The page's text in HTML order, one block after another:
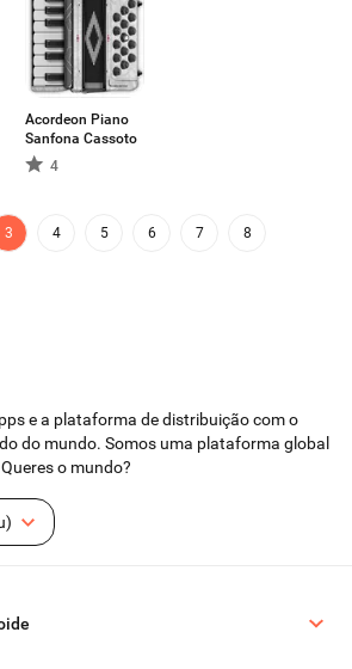
Acordeon Piano
Sanfona Cassoto
4
3 4 5 6 7 8
e a plataforma de distribuição com o
do mundo. Somos uma plataforma global
o mundo?